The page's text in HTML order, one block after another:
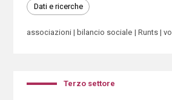
Dati e ricerche
associazioni bilancio sociale Runts
Terzo settore